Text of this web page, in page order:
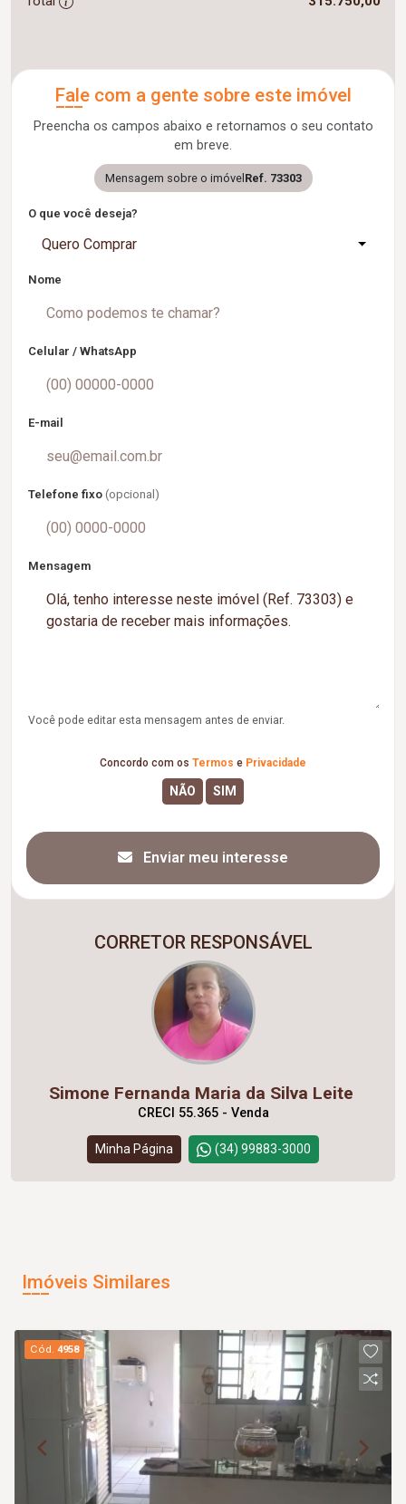
Fale com a gente sobre este imóvel
Preencha os campos abaixo e retornamos o seu contato
em breve.
Mensagem sobre o imóvel Ref. 73303
O que você deseja?
Quero Comprar
Nome
Celular / WhatsApp
E-mail
Telefone fixo (opcional)
Mensagem
Você pode editar esta mensagem antes de enviar.
Concordo com os Termos e Privacidade
Enviar meu interesse
CORRETOR RESPONSÁVEL
Simone Fernanda Maria da Silva Leite
CRECI 55.365 - Venda
Minha Página (34) 99883-3000
Imóveis Similares
Cód.4958